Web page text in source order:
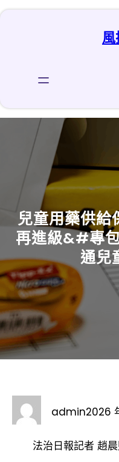
跳
兒童用藥供給
再進級&#專
通兒
admin2026
法治日報記者 趙